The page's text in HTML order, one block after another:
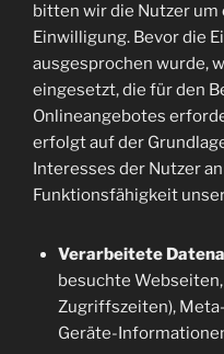
bitten wir die Nutzer
Einwilligung. Bevor die
ausgesprochen wurde,
eingesetzt, die für den
Onlineangebotes
erfolgt auf der
Interesses der Nutzer
Funktionsfähigkeit
Verarbeitete
besuchte
Zugriffszeiten),
Geräte-